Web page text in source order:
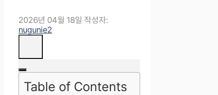
2026년 04월 18일 작성자:
nugunie2
Table of Contents